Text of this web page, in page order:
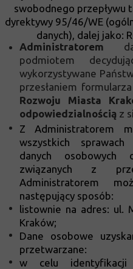
swobodnego przepływu
dyrektywy 95/46/WE
danych), dalej jako:
Administratorem
podmiotem
wykorzystywane
przesłaniem
Rozwoju Miasta
odpowiedzialnością z
Z Administratorem
wszystkich sprawach
danych
związanych z
Administratorem
następujący sposób:
listownie na adres: ul.
Kraków;
Dane osobowe
przetwarzane:
w celu identyfikacji